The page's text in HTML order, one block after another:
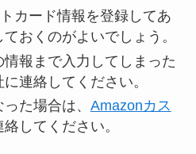
カード情報を登録してあ
おくのがよいでしょう。
報まで入力してしまった
連絡してください。
た場合は、 Amazonカス
絡してください。